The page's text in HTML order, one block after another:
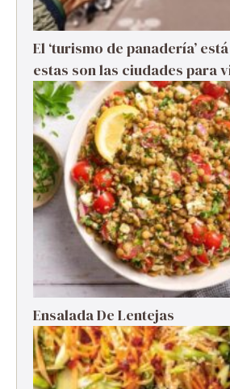
El ‘turismo de panadería’
estas son las ciudades para
Ensalada De Lentejas